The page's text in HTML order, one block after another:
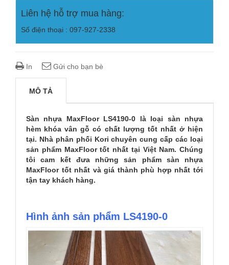
Liên hệ hỗ trợ mua hàng:
Số điện thoại : 097-927-2338
In Gửi cho bạn bè
MÔ TẢ
Sàn nhựa MaxFloor LS4190-0 là loại sàn nhựa
hèm khóa vân gỗ có chất lượng tốt nhất ở hiện
tại. Nhà phân phối Kori chuyên cung cấp các loại
sản phẩm MaxFloor tốt nhất tại Việt Nam. Chúng
tôi cam kết đưa những sản phẩm sàn nhựa
MaxFloor tốt nhất và giá thành phù hợp nhất tới
tận tay khách hàng.
Hình ảnh sản phẩm LS4190-0